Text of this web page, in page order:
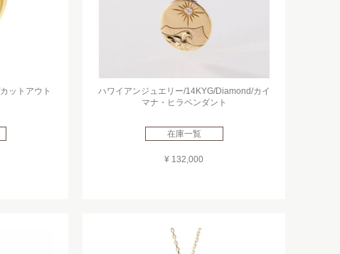
ットアウト
ハワイアンジュエリー/14KYG/Diamond/カイ
マナ・ヒラペンダント
在庫一覧
¥ 132,000